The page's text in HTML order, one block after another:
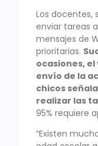
Los docentes,
enviar tareas
mensajes de
prioritarias.
ocasiones,
envío de la
chicos
realizar las
95% requiere
“Existen